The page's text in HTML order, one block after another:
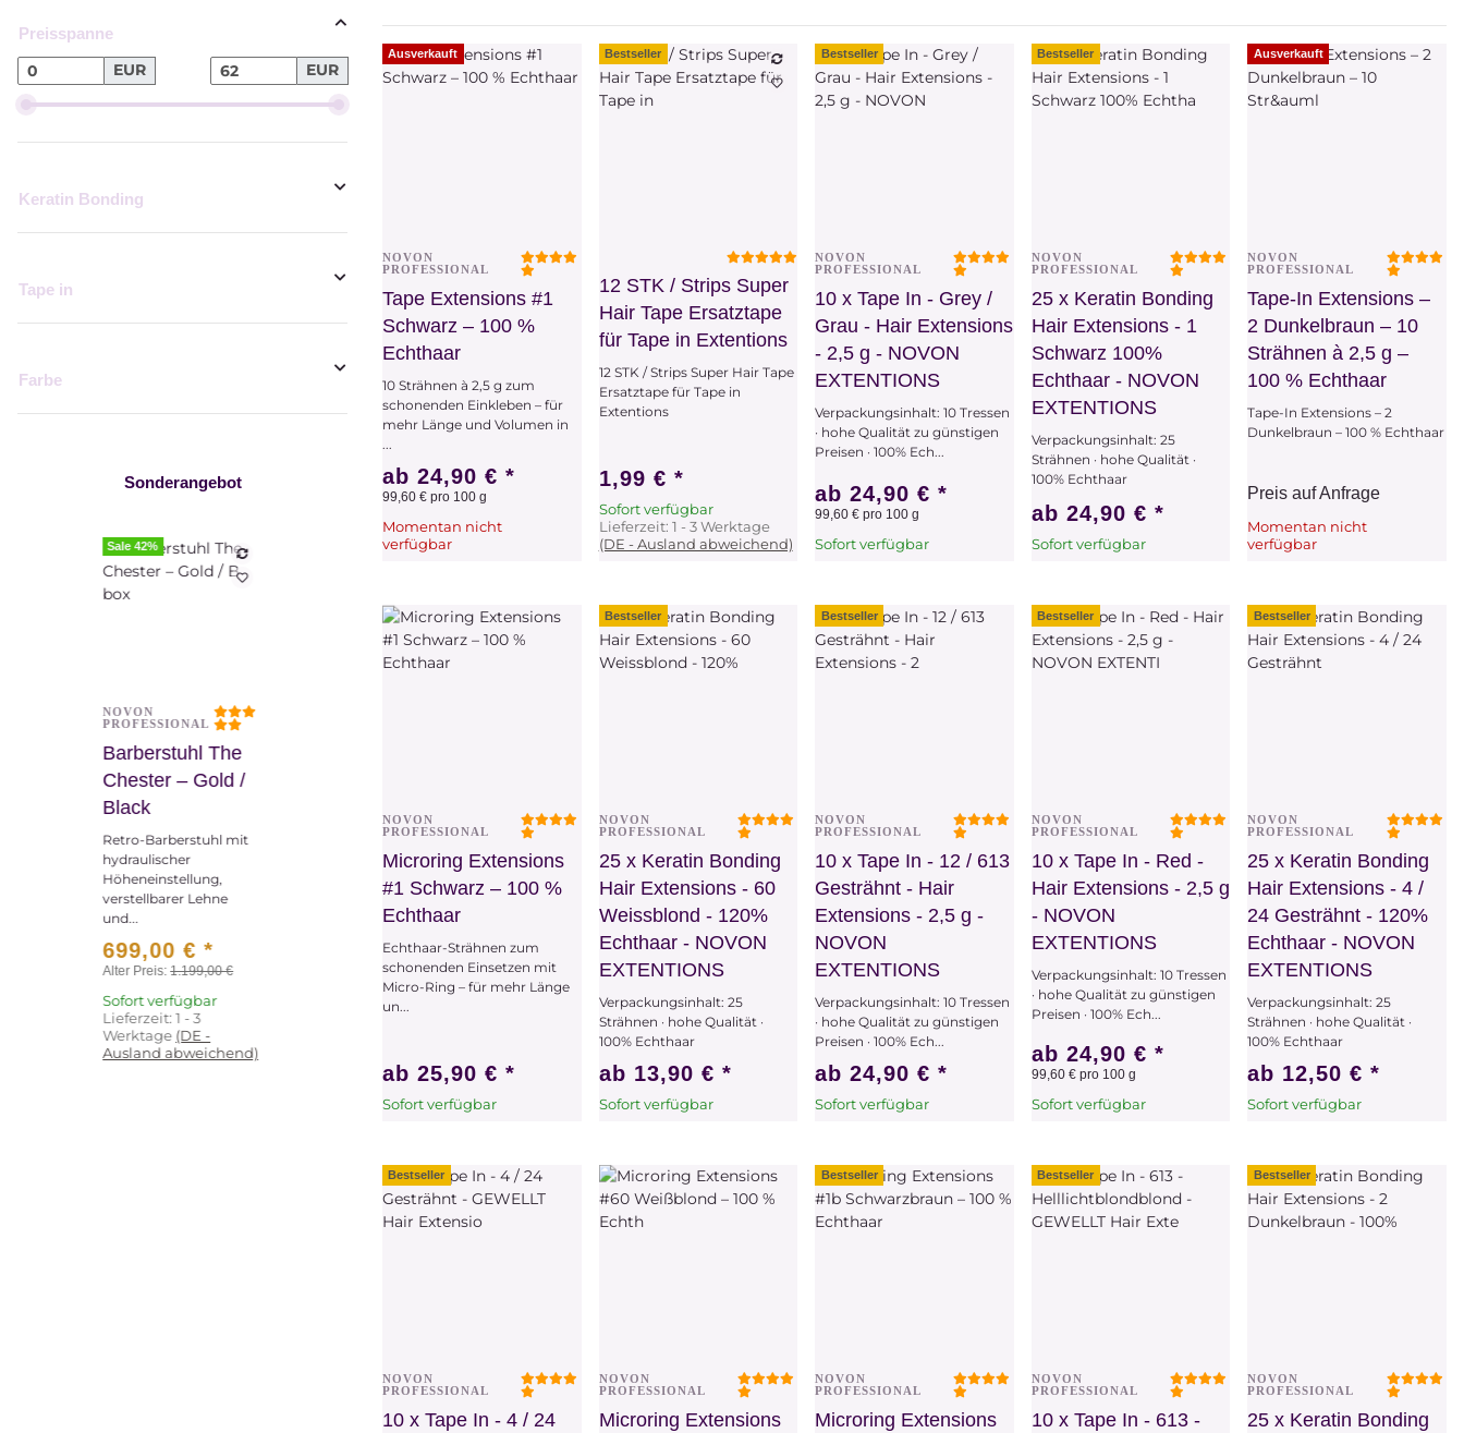
Ausverkauft
Vorschau
NOVON
PROFESSIONAL
Tape Extensions #1
Schwarz – 100 %
Echthaar
10 Strähnen à 2,5 g zum
schonenden Einkleben – für
mehr Länge und Volumen in
...
ab 24,90 € *
99,60 € pro 100 g
Momentan nicht
verfügbar
Bestseller
Vorschau
12 STK / Strips Super
Hair Tape Ersatztape
für Tape in Extentions
12 STK / Strips Super Hair Tape
Ersatztape für Tape in
Extentions
1,99 € *
Sofort verfügbar
Lieferzeit: 1 - 3 Werktage
(DE - Ausland abweichend)
Bestseller
Vorschau
NOVON
PROFESSIONAL
10 x Tape In - Grey /
Grau - Hair Extensions
- 2,5 g - NOVON
EXTENTIONS
Verpackungsinhalt: 10 Tressen
· hohe Qualität zu günstigen
Preisen · 100% Ech...
ab24,90 €*
99,60 € pro 100 g
Sofort verfügbar
bitte die gewünschte
Variation aus.
Bestseller
Vorschau
NOVON
PROFESSIONAL
25 x Keratin Bonding
Hair Extensions - 1
Schwarz 100%
Echthaar - NOVON
EXTENTIONS
Verpackungsinhalt: 25
Strähnen · hohe Qualität ·
100% Echthaar
ab 24,90 € *
Sofort verfügbar
bitte die gewünschte
Variation aus.
Ausverkauft
Vorschau
NOVON
PROFESSIONAL
Tape-In Extensions –
2 Dunkelbraun – 10
Strähnen à 2,5 g –
100 % Echthaar
Tape-In Extensions – 2
Dunkelbraun – 100 % Echthaar
Preis auf Anfrage
Momentan nicht
verfügbar
Vorschau
NOVON
PROFESSIONAL
Microring Extensions
#1 Schwarz – 100 %
Echthaar
Echthaar-Strähnen zum
schonenden Einsetzen mit
Micro-Ring – für mehr Länge
un...
ab 25,90 € *
Sofort verfügbar
bitte die gewünschte
Variation aus.
Bestseller
Vorschau
NOVON
PROFESSIONAL
25 x Keratin Bonding
Hair Extensions - 60
Weissblond - 120%
Echthaar - NOVON
EXTENTIONS
Verpackungsinhalt: 25
Strähnen · hohe Qualität ·
100% Echthaar
ab 13,90 € *
Sofort verfügbar
bitte die gewünschte
Variation aus.
Bestseller
Vorschau
NOVON
PROFESSIONAL
10 x Tape In - 12 / 613
Gesträhnt - Hair
Extensions - 2,5 g -
NOVON
EXTENTIONS
Verpackungsinhalt: 10 Tressen
· hohe Qualität zu günstigen
Preisen · 100% Ech...
ab24,90 €*
Sofort verfügbar
bitte die gewünschte
Variation aus.
Bestseller
Vorschau
NOVON
PROFESSIONAL
10 x Tape In - Red -
Hair Extensions - 2,5 g
- NOVON
EXTENTIONS
Verpackungsinhalt: 10 Tressen
· hohe Qualität zu günstigen
Preisen · 100% Ech...
ab 24,90 € *
99,60 € pro 100 g
Sofort verfügbar
bitte die gewünschte
Variation aus.
Bestseller
Vorschau
NOVON
PROFESSIONAL
25 x Keratin Bonding
Hair Extensions - 4 /
24 Gesträhnt - 120%
Echthaar - NOVON
EXTENTIONS
Verpackungsinhalt: 25
Strähnen · hohe Qualität ·
100% Echthaar
ab 12,50 €*
Sofort verfügbar
bitte die gewünschte
Variation aus.
Bestseller
Vorschau
NOVON
PROFESSIONAL
10 x Tape In - 4 / 24
Vorschau
NOVON
PROFESSIONAL
Microring Extensions
Bestseller
Vorschau
NOVON
PROFESSIONAL
Microring Extensions
Bestseller
Vorschau
NOVON
PROFESSIONAL
10 x Tape In - 613 -
Bestseller
Vorschau
NOVON
PROFESSIONAL
25 x Keratin Bonding
Preisspanne
EUR EUR
Keratin Bonding
Tape in
Farbe
Sonderangebot
Sale 42%
Vorschau
NOVON
PROFESSIONAL
Barberstuhl The
Chester – Gold /
Black
Retro-Barberstuhl mit
hydraulischer
Höheneinstellung,
verstellbarer Lehne
und...
699,00 €*
Alter Preis:1.199,00 €
Sofort verfügbar
Lieferzeit:1 - 3
Werktage (DE -
Ausland abweichend)